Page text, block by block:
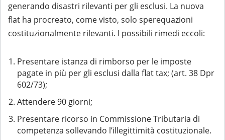
generando disastri rilevanti per gli esclusi. La nuova
flat ha procreato, come visto, solo sperequazioni
costituzionalmente rilevanti. I possibili rimedi eccoli:
Presentare istanza di rimborso per le imposte
pagate in più per gli esclusi dalla flat tax; (art. 38 Dpr
602/73);
Attendere 90 giorni;
Presentare ricorso in Commissione Tributaria di
competenza sollevando l’illegittimità costituzionale.